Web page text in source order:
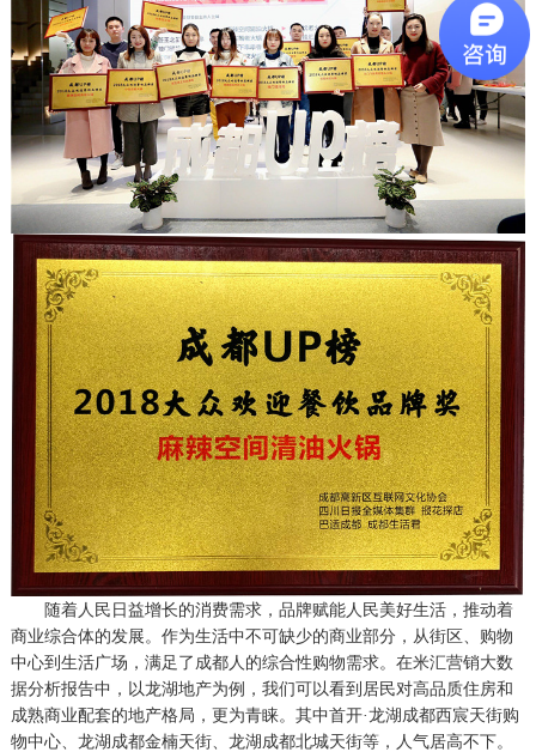
随着人民日益增长的消费需求，品牌赋能人民美好生活，推动着
商业综合体的发展。作为生活中不可缺少的商业部分，从街区、购物
中心到生活广场，满足了成都人的综合性购物需求。在米汇营销大数
据分析报告中，以龙湖地产为例，我们可以看到居民对高品质住房和
成熟商业配套的地产格局，更为青睐。其中首开·龙湖成都西宸天街购
物中心、龙湖成都金楠天街、龙湖成都北城天街等，人气居高不下。